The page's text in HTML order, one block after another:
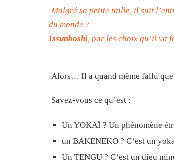
Malgré sa petite taille, il suit
du monde ?
Issunboshi, par les choix qu’il va
Alors… Il a quand même fallu que
Savez-vous ce qu’est :
Un YOKAÏ ? Un phénomène
un BAKENEKO ? C’est un
Un TENGU ? C’est un dieu